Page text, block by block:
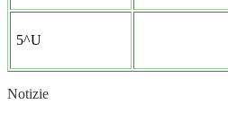
5^U
Notizie